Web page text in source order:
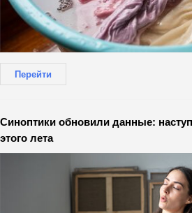
Перейти
Синоптики обновили данные:
этого лета